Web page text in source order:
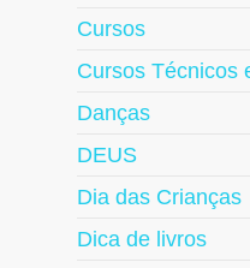
Cursos
Cursos Técnicos
Danças
DEUS
Dia das Crianças
Dica de livros